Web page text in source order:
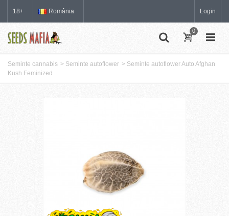
18+ România Login
0
Seminte cannabis > Seminte autoflower > Seminte autoflower Auto Afghan
Kush Feminized